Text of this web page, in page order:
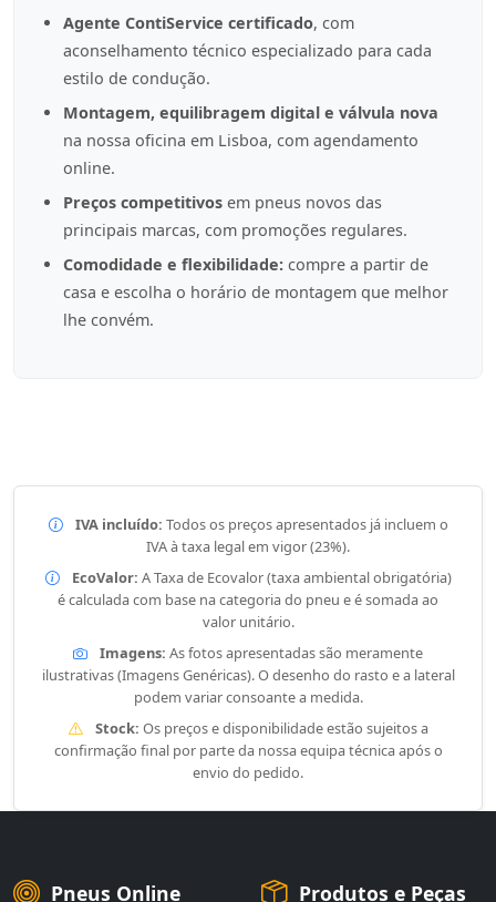
Agente ContiService certificado, com
aconselhamento técnico especializado para cada
estilo de condução.
Montagem, equilibragem digital e válvula nova
na nossa oficina em Lisboa, com agendamento
online.
Preços competitivos em pneus novos das
principais marcas, com promoções regulares.
Comodidade e flexibilidade: compre a partir de
casa e escolha o horário de montagem que melhor
lhe convém.
IVA incluído: Todos os preços apresentados já incluem o
IVA à taxa legal em vigor (23%).
EcoValor: A Taxa de Ecovalor (taxa ambiental obrigatória)
é calculada com base na categoria do pneu e é somada ao
valor unitário.
Imagens: As fotos apresentadas são meramente
ilustrativas (Imagens Genéricas). O desenho do rasto e a lateral
podem variar consoante a medida.
Stock: Os preços e disponibilidade estão sujeitos a
confirmação final por parte da nossa equipa técnica após o
envio do pedido.
Pneus Online Produtos e Peças